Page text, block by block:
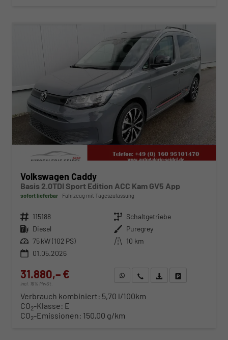
Volkswagen Caddy
Basis 2.0TDI Sport Edition ACC Kam GV5 App
sofort lieferbar Fahrzeug mit Tageszulassung
Fahrzeugnr. 115188 Getriebe Schaltgetriebe
Kraftstoff Diesel Außenfarbe Puregrey
Leistung 75 kW (102 PS) Kilometerstand 10 km
01.05.2026
31.880,– €
incl. 19% MwSt.
WhatsApp anfragen
Wir rufen Sie anFahrzeugexposé (PDF)
Verbrauch kombiniert: 5,70 l/100km
CO2-Klasse: E
CO2-Emissionen: 150,00 g/km